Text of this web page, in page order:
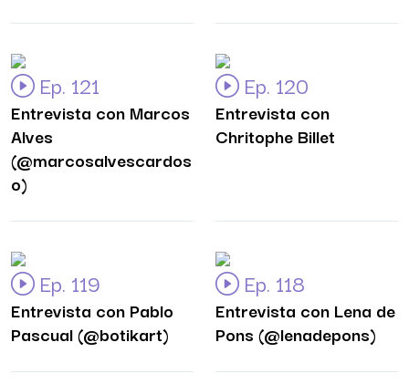
Ep. 121
Entrevista con Marcos
Alves
(@marcosalvescardos
o)
Ep. 120
Entrevista con
Chritophe Billet
Ep. 119
Entrevista con Pablo
Pascual (@botikart)
Ep. 118
Entrevista con Lena de
Pons (@lenadepons)